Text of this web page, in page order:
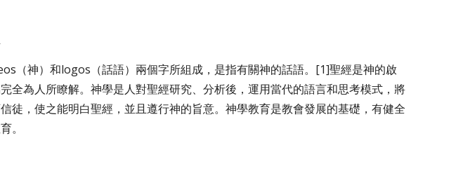
（神）和logos（話語）兩個字所組成，是指有關神的話語。[1]聖經是神的啟
全為人所瞭解。神學是人對聖經研究、分析後，運用當代的語言和思考模式，將
徒，使之能明白聖經，並且遵行神的旨意。神學教育是教會發展的基礎，有健全
。